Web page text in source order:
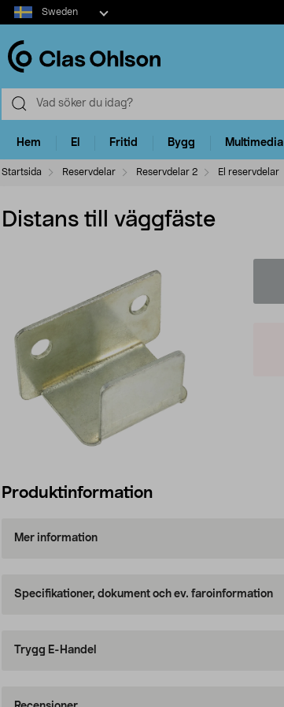
Select
market
Sweden
Hem El Fritid Bygg Multimedia
Startsida Reservdelar Reservdelar 2 El reservdelar
Distans till väggfäste
Produktinformation
Mer information
Specifikationer, dokument och ev. faroinformation
Trygg E-Handel